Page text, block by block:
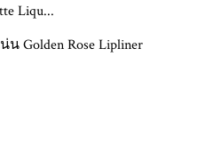
Liqu...
Golden Rose Lipliner